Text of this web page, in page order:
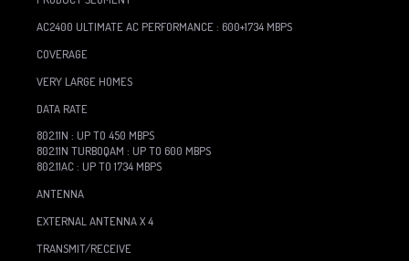
AC2400 ULTIMATE AC PERFORMANCE : 600+1734 MBPS
COVERAGE
VERY LARGE HOMES
DATA RATE
802.11N : UP TO 450 MBPS
802.11N TURBOQAM : UP TO 600 MBPS
802.11AC : UP TO 1734 MBPS
ANTENNA
EXTERNAL ANTENNA X 4
TRANSMIT/RECEIVE